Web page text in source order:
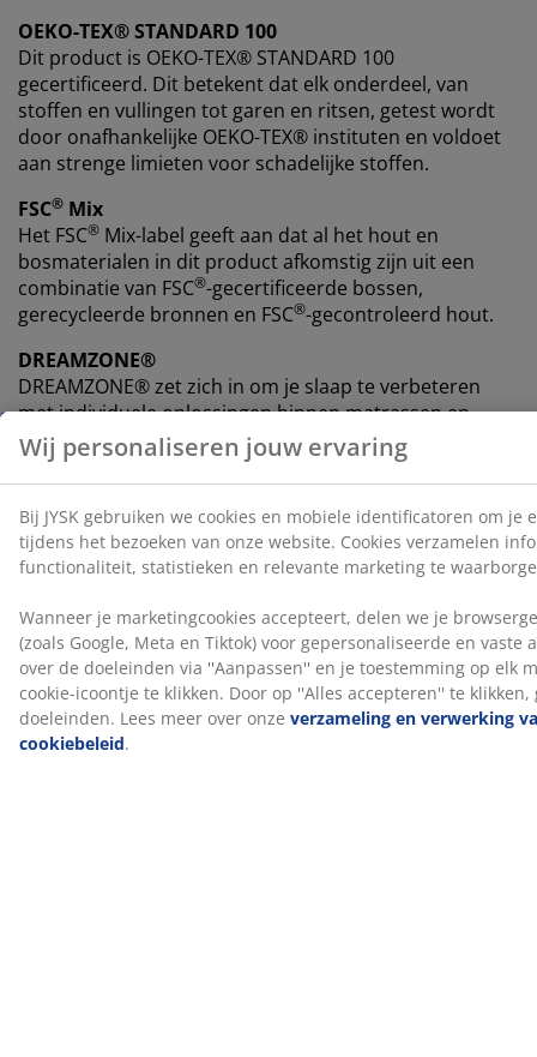
OEKO-TEX® STANDARD 100
Dit product is OEKO-TEX® STANDARD 100
gecertificeerd. Dit betekent dat elk onderdeel, van
stoffen en vullingen tot garen en ritsen, getest wordt
door onafhankelijke OEKO-TEX® instituten en voldoet
aan strenge limieten voor schadelijke stoffen.
FSC® Mix
Het FSC® Mix-label geeft aan dat al het hout en
bosmaterialen in dit product afkomstig zijn uit een
combinatie van FSC®-gecertificeerde bossen,
gerecycleerde bronnen en FSC®-gecontroleerd hout.
DREAMZONE®
DREAMZONE® zet zich in om je slaap te verbeteren
met individuele oplossingen binnen matrassen en
bedden. Kwaliteit en functionaliteit staan centraal en
dat al sinds de oprichting in Denemarken in 2003.
DREAMZONE® is exclusief verkrijgbaar bij JYSK.
100 dagen proefperiode en 25 jaar garantie
Je krijgt 100 dagen de tijd om je nieuwe JYSK GOLD
tevreden, dan kun je deze omruilen voor een ander
model. Alle GOLD boxsprings worden geleverd met een
verlengde garantie van 25 jaar.
Productiegeur verdwijnt na verloop van tijd
Wanneer je een nieuw matras krijgt, kan je een lichte